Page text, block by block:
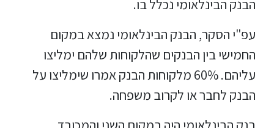
הבנק הבינלאומי נכלל בו.
עפ"י הסקר, הבנק הבינלאומי נמצא במקום
החמישי בין הבנקים שהלקוחות שלהם ימליצו
עליהם. 60% מלקוחות הבנק אמרו שימליצו על
הבנק לחבר או לקרוב משפחה.